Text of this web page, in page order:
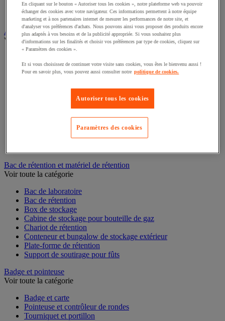
Interphone et vidéophone
Vidéosurveillance
Armoire de sécurité et stockage de produits dangereux
Voir toute la catégorie
Armoire bouteilles de gaz
Armoire de sûreté
Armoire pour produits corrosifs
Armoire pour produits inflammables
Armoire pour produits phytosanitaires
Armoire pour produits toxiques
Caissons de ventilation et filtres
Bac de rétention et matériel de rétention
Voir toute la catégorie
Bac de laboratoire
Bac de rétention
Box de stockage
Cabine de stockage pour bouteille de gaz
Chariot de rétention
Conteneur et bungalow de stockage extérieur
Plate-forme de rétention
Support de soutirage pour fûts
Badge et pointeuse
Voir toute la catégorie
Badge et carte
Pointeuse et contrôleur de rondes
Tourniquet et portillon
En cliquant sur le bouton « Autoriser tous les cookies », notre plateforme web va pouvoir
échanger des cookies avec votre navigateur. Ces informations permettent à notre équipe
marketing et à nos partenaires internet de mesurer les performances de notre site, et
d'analyser vos préférences d'achats. Nous pouvons ainsi vous proposer des produits encore
plus adaptés à vos besoins et de la publicité appropriée. Si vous souhaitez plus
d'informations sur les finalités et choisir vos préférences par type de cookies, cliquez sur
« Paramètres des cookies ».
Et si vous choisissez de continuer votre visite sans cookies, vous êtes le bienvenu aussi !
Pour en savoir plus, vous pouvez aussi consulter notre politique de cookies.
Autoriser tous les cookies
Paramètres des cookies